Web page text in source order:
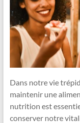
Dans notre vie
maintenir une
nutrition est
conserver notre